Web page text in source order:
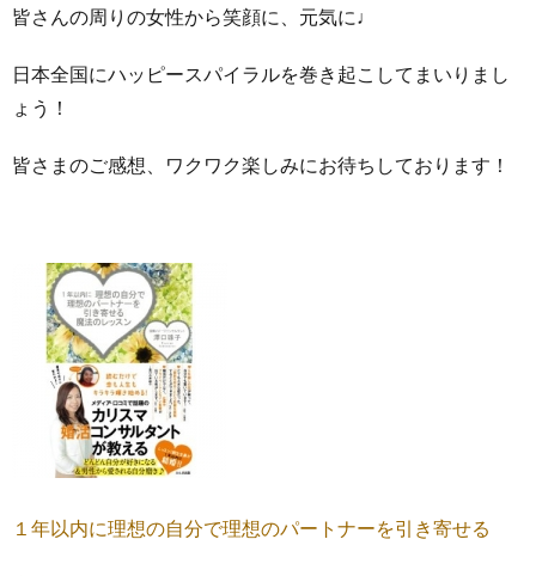
皆さんの周りの女性から笑顔に、元気に♩
日本全国にハッピースパイラルを巻き起こしてまいりまし
ょう！
皆さまのご感想、ワクワク楽しみにお待ちしております！
１年以内に理想の自分で理想のパートナーを引き寄せる